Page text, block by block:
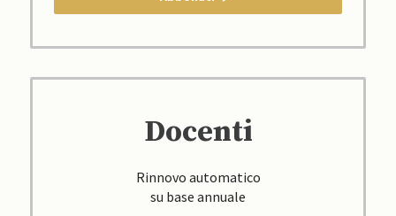
Docenti
Rinnovo automatico
su base annuale